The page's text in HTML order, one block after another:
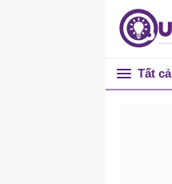
Tất cả